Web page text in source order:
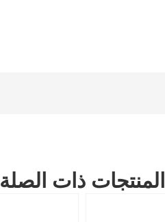
المنتجات ذات الصلة